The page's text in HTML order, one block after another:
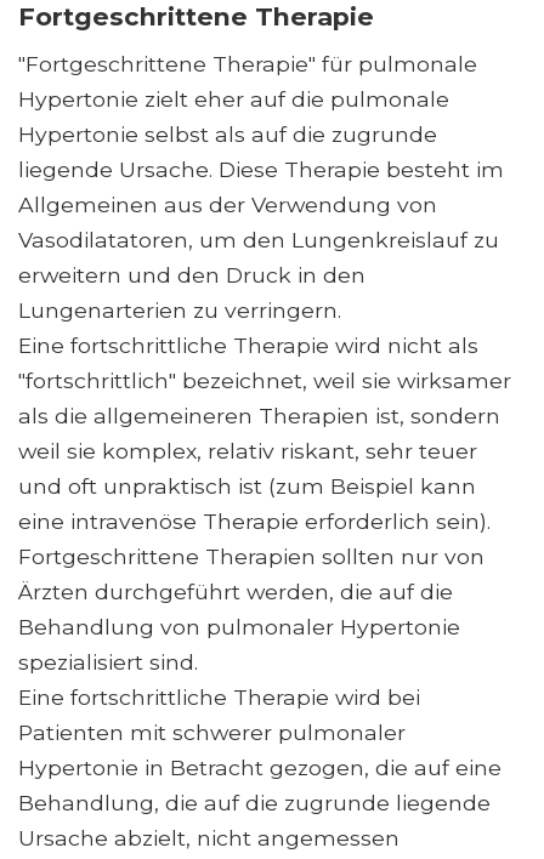
Fortgeschrittene Therapie
"Fortgeschrittene Therapie" für pulmonale
Hypertonie zielt eher auf die pulmonale
Hypertonie selbst als auf die zugrunde
liegende Ursache. Diese Therapie besteht im
Allgemeinen aus der Verwendung von
Vasodilatatoren, um den Lungenkreislauf zu
erweitern und den Druck in den
Lungenarterien zu verringern.
Eine fortschrittliche Therapie wird nicht als
"fortschrittlich" bezeichnet, weil sie wirksamer
als die allgemeineren Therapien ist, sondern
weil sie komplex, relativ riskant, sehr teuer
und oft unpraktisch ist (zum Beispiel kann
eine intravenöse Therapie erforderlich sein).
Fortgeschrittene Therapien sollten nur von
Ärzten durchgeführt werden, die auf die
Behandlung von pulmonaler Hypertonie
spezialisiert sind.
Eine fortschrittliche Therapie wird bei
Patienten mit schwerer pulmonaler
Hypertonie in Betracht gezogen, die auf eine
Behandlung, die auf die zugrunde liegende
Ursache abzielt, nicht angemessen